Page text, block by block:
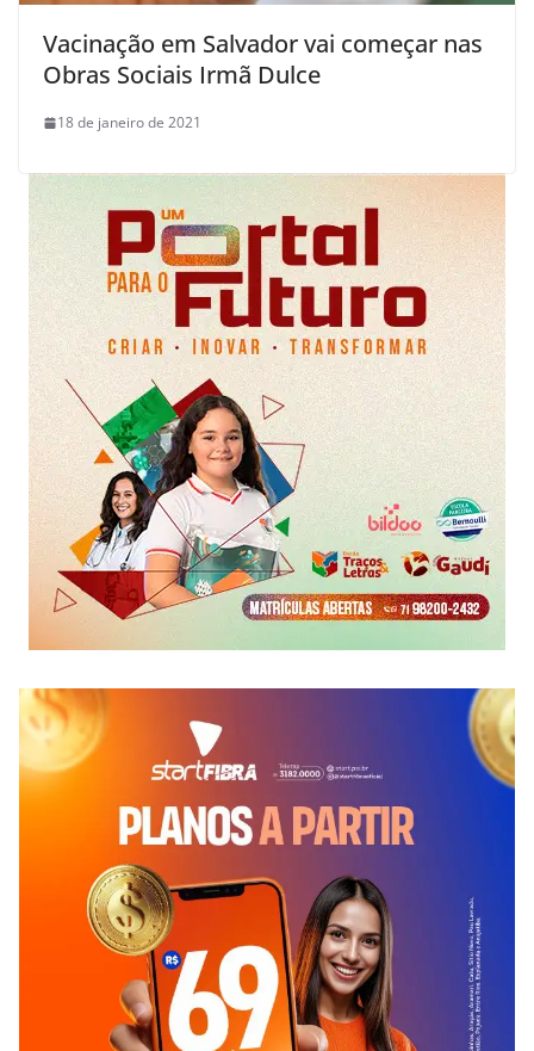
Vacinação em Salvador vai começar nas
Obras Sociais Irmã Dulce
18 de janeiro de 2021